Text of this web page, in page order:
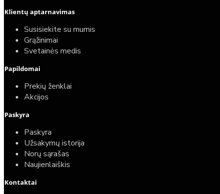
Klientų aptarnavimas
Susisiekite su mumis
Grąžinimai
Svetainės medis
Papildomai
Prekių ženklai
Akcijos
Paskyra
Paskyra
Užsakymų istorija
Norų sąrašas
Naujienlaiškis
Kontaktai